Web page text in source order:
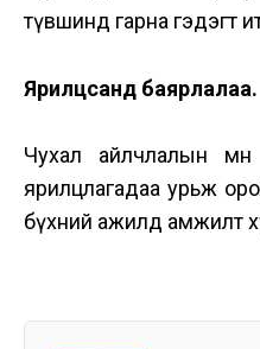
түвшинд гарна гэдэгт
Ярилцсанд баярлалаа.
Чухал айлчлалын
ярилцлагадаа урьж
бүхний ажилд амжилт